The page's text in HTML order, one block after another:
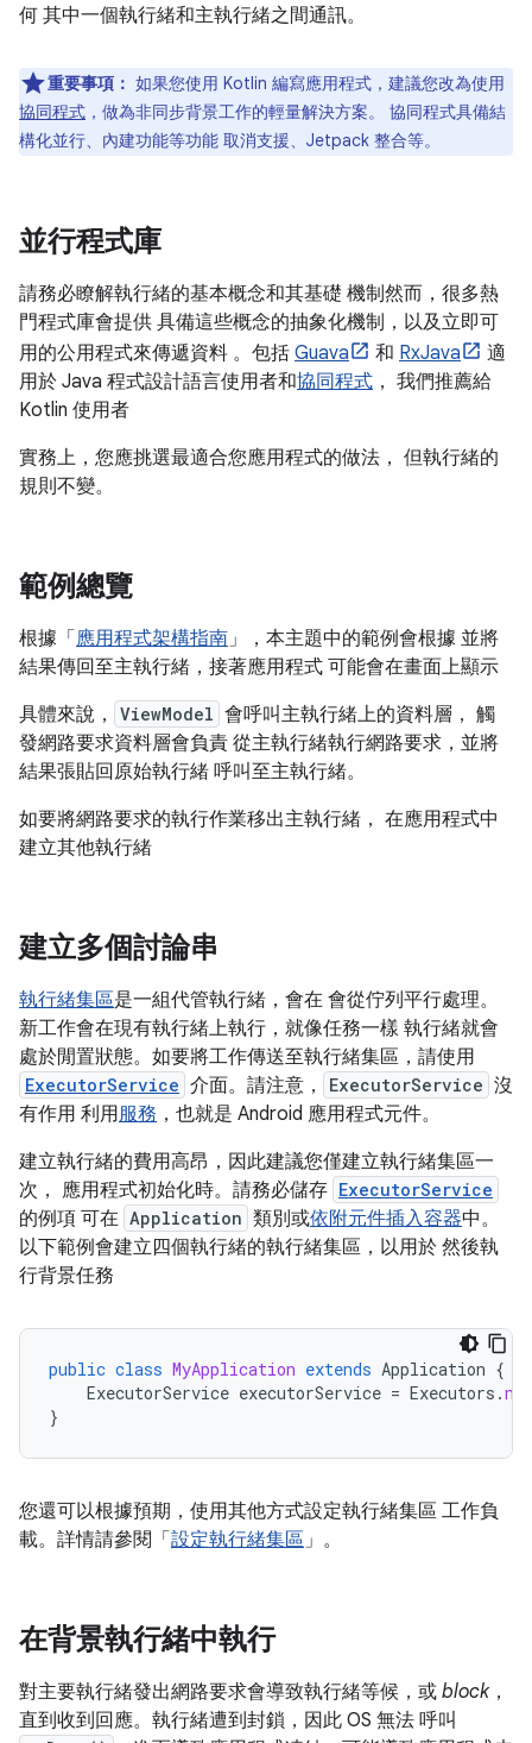
何 其中一個執行緒和主執行緒之間通訊。
重要事項： 如果您使用 Kotlin 編寫應用程式，建議您改為使用
協同程式 ，做為非同步背景工作的輕量解決方案。 協同程式具備結
構化並行、內建功能等功能 取消支援、Jetpack 整合等。
並行程式庫
請務必瞭解執行緒的基本概念和其基礎 機制然而，很多熱
門程式庫會提供 具備這些概念的抽象化機制，以及立即可
用的公用程式來傳遞資料 。包括 Guava 和 RxJava
適
用於 Java 程式設計語言使用者和協同程式 ， 我們推薦給
Kotlin 使用者
實務上，您應挑選最適合您應用程式的做法， 但執行緒的
規則不變。
範例總覽
根據「 應用程式架構指南」，本主題中的範例會根據 並將
結果傳回至主執行緒，接著應用程式 可能會在畫面上顯示
具體來說，
ViewModel 會呼叫主執行緒上的資料層， 觸
發網路要求資料層會負責 從主執行緒執行網路要求，並將
結果張貼回原始執行緒 呼叫至主執行緒。
如要將網路要求的執行作業移出主執行緒， 在應用程式中
建立其他執行緒
建立多個討論串
執行緒集區是一組代管執行緒，會在 會從佇列平行處理。
新工作會在現有執行緒上執行，就像任務一樣 執行緒就會
處於閒置狀態。如要將工作傳送至執行緒集區，請使用
ExecutorService 介面。請注意， ExecutorService 沒
有作用 利用服務 ，也就是 Android 應用程式元件。
建立執行緒的費用高昂，因此建議您僅建立執行緒集區一
次， 應用程式初始化時。請務必儲存 ExecutorService
的例項 可在 Application 類別或依附元件插入容器中。
以下範例會建立四個執行緒的執行緒集區，以用於 然後執
行背景任務
public class MyApplication extends Application {
ExecutorService executorService = Executors .
}
您還可以根據預期，使用其他方式設定執行緒集區 工作負
載。詳情請參閱「 設定執行緒集區」。
在背景執行緒中執行
對主要執行緒發出網路要求會導致執行緒等候，或 block，
直到收到回應。執行緒遭到封鎖，因此 OS 無法 呼叫